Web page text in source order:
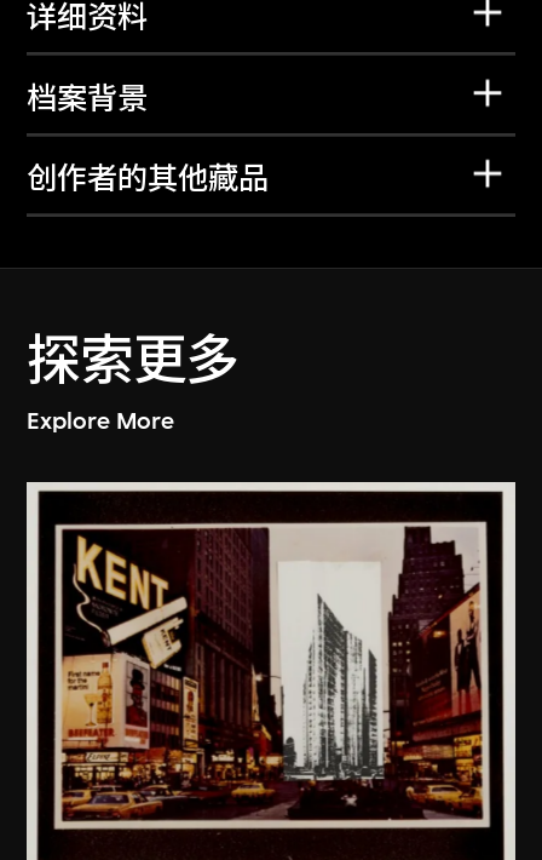
详细资料
档案背景
创作者的其他藏品
探索更多
Explore More